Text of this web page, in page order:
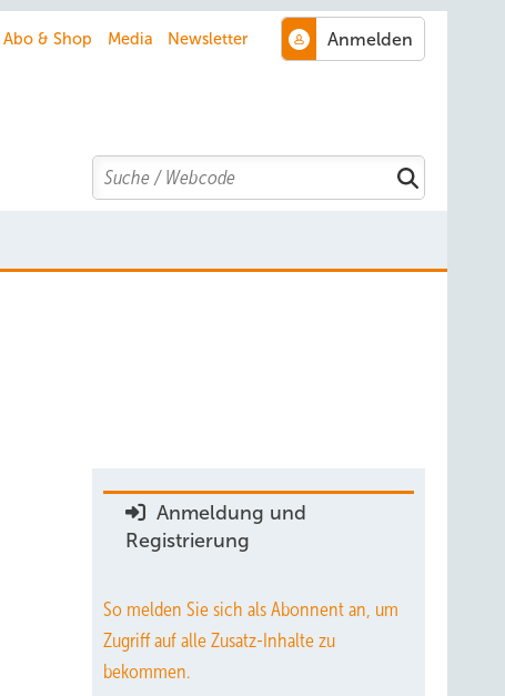
Abo & Shop Media Newsletter
Search
Anmeldung und
Registrierung
So melden Sie sich als Abonnent an, um
Zugriff auf alle Zusatz-Inhalte zu
bekommen.